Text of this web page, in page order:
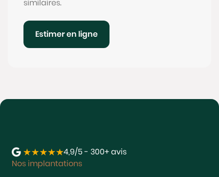
similaires.
Estimer en ligne
4,9/5 - 300+ avis
Nos implantations